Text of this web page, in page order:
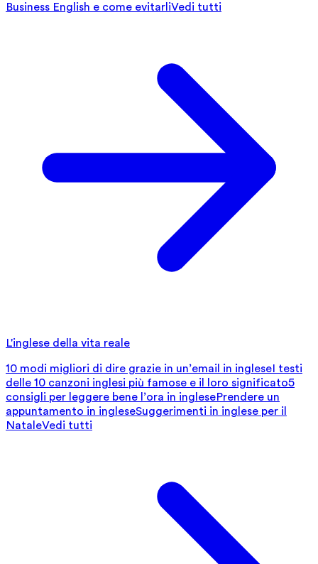
Business English e come evitarliVedi tutti
L'inglese della vita reale
10 modi migliori di dire grazie in un’email in ingleseI testi
delle 10 canzoni inglesi più famose e il loro significato5
consigli per leggere bene l’ora in inglesePrendere un
appuntamento in ingleseSuggerimenti in inglese per il
NataleVedi tutti